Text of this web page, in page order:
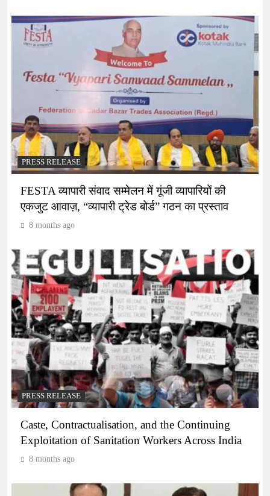
PRESS RELEASE
FESTA व्यापारी संवाद सम्मेलन में गूंजी व्यापारियों की
एकजुट आवाज़, “व्यापारी ट्रेड बोर्ड” गठन का प्रस्ताव
8 months ago
PRESS RELEASE
Caste, Contractualisation, and the Continuing
Exploitation of Sanitation Workers Across India
8 months ago